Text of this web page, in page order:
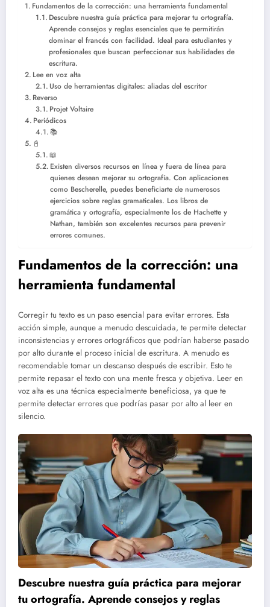
Fundamentos de la corrección: una herramienta fundamental
Descubre nuestra guía práctica para mejorar tu ortografía.
Aprende consejos y reglas esenciales que te permitirán
dominar el francés con facilidad. Ideal para estudiantes y
profesionales que buscan perfeccionar sus habilidades de
escritura.
Lee en voz alta
Uso de herramientas digitales: aliadas del escritor
Reverso
Projet Voltaire
Periódicos
📚
📓
📖
Existen diversos recursos en línea y fuera de línea para
quienes desean mejorar su ortografía. Con aplicaciones
como Bescherelle, puedes beneficiarte de numerosos
ejercicios sobre reglas gramaticales. Los libros de
gramática y ortografía, especialmente los de Hachette y
Nathan, también son excelentes recursos para prevenir
errores comunes.
Fundamentos de la corrección: una
herramienta fundamental
Corregir tu texto es un paso esencial para evitar errores. Esta
acción simple, aunque a menudo descuidada, te permite detectar
inconsistencias y errores ortográficos que podrían haberse pasado
por alto durante el proceso inicial de escritura. A menudo es
recomendable tomar un descanso después de escribir. Esto te
permite repasar el texto con una mente fresca y objetiva. Leer en
voz alta es una técnica especialmente beneficiosa, ya que te
permite detectar errores que podrías pasar por alto al leer en
silencio.
Descubre nuestra guía práctica para mejorar
tu ortografía. Aprende consejos y reglas